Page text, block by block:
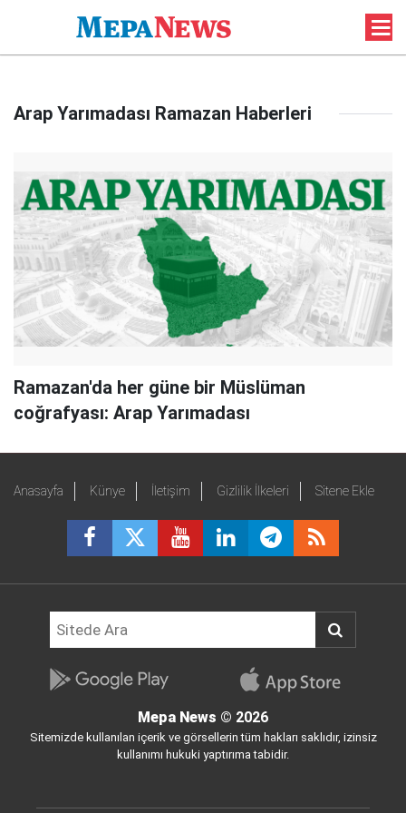
Arap Yarımadası Ramazan Haberleri
Ramazan'da her güne bir Müslüman
coğrafyası: Arap Yarımadası
Anasayfa Künye İletişim Gizlilik İlkeleri Sitene Ekle
Mepa News © 2026
Sitemizde kullanılan içerik ve görsellerin tüm hakları saklıdır, izinsiz
kullanımı hukuki yaptırıma tabidir.